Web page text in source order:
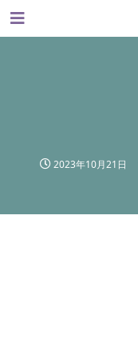
2023年10月21日